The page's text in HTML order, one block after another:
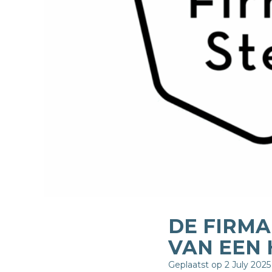
DE
VAN EEN
Geplaatst op 2 July 2025